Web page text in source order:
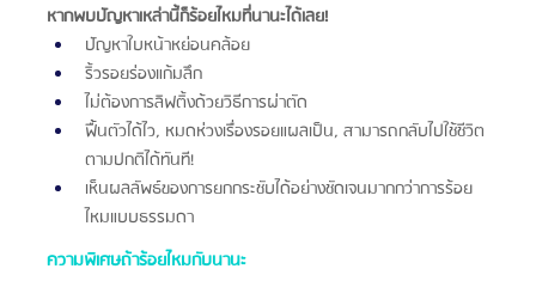
หากพบปัญหาเหล่านี้ก็ร้อยไหมที่นานะได้เลย!
ปัญหาใบหน้าหย่อนคล้อย
ริ้วรอยร่องแก้มลึก
ไม่ต้องการลิฟติ้งด้วยวิธีการผ่าตัด
ฟื้นตัวได้ไว, หมดห่วงเรื่องรอยแผลเป็น, สามารถกลับไปใช้ชีวิต
ตามปกติได้ทันที!
เห็นผลลัพธ์ของการยกกระชับได้อย่างชัดเจนมากกว่าการร้อย
ไหมแบบธรรมดา
ความพิเศษถ้าร้อยไหมกับนานะ